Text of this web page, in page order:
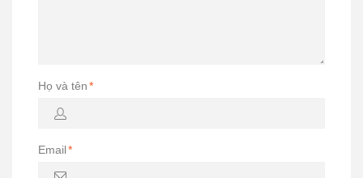
Họ và tên*
Email*